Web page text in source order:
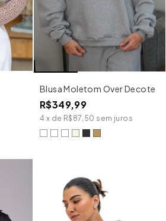
Blusa Moletom Over Decote
R$349,99
4 x de R$87,50 sem juros